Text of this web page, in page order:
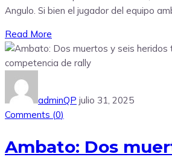
Angulo. Si bien el jugador del equipo
Read More
adminQP julio 31, 2025
Comments (0)
Ambato: Dos